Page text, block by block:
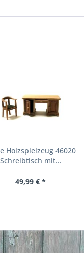
Holzspielzeug 46020
Schreibtisch mit...
49,99 € *